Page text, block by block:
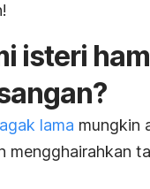
isteri
lama mungkin
mengghairahkan